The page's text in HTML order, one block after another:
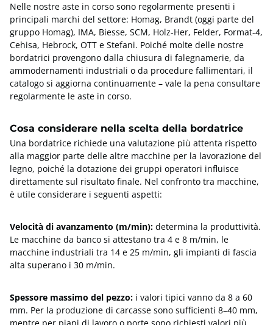
Nelle nostre aste in corso sono regolarmente presenti i
principali marchi del settore: Homag, Brandt (oggi parte del
gruppo Homag), IMA, Biesse, SCM, Holz-Her, Felder, Format-4,
Cehisa, Hebrock, OTT e Stefani. Poiché molte delle nostre
bordatrici provengono dalla chiusura di falegnamerie, da
ammodernamenti industriali o da procedure fallimentari, il
catalogo si aggiorna continuamente – vale la pena consultare
regolarmente le aste in corso.
Cosa considerare nella scelta della bordatrice
Una bordatrice richiede una valutazione più attenta rispetto
alla maggior parte delle altre macchine per la lavorazione del
legno, poiché la dotazione dei gruppi operatori influisce
direttamente sul risultato finale. Nel confronto tra macchine,
è utile considerare i seguenti aspetti:
Velocità di avanzamento (m/min): determina la produttività.
Le macchine da banco si attestano tra 4 e 8 m/min, le
macchine industriali tra 14 e 25 m/min, gli impianti di fascia
alta superano i 30 m/min.
Spessore massimo del pezzo: i valori tipici vanno da 8 a 60
mm. Per la produzione di carcasse sono sufficienti 8–40 mm,